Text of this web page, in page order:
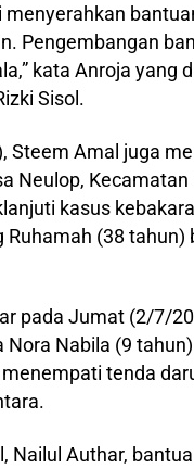
Pengembangan
kata Anroja yang
Sisol.
Amal juga
Neulop,
kasus
(38 tahun)
pada Jumat (2/7/
Nabila (9
tenda
Authar,